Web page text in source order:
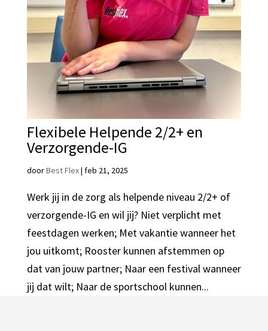
Flexibele Helpende 2/2+ en
Verzorgende-IG
doorBest Flex| feb 21, 2025
Werk jij in de zorg als helpende niveau 2/2+ of
verzorgende-IG en wil jij? Niet verplicht met
feestdagen werken; Met vakantie wanneer het
jou uitkomt; Rooster kunnen afstemmen op
dat van jouw partner; Naar een festival wanneer
jij dat wilt; Naar de sportschool kunnen...